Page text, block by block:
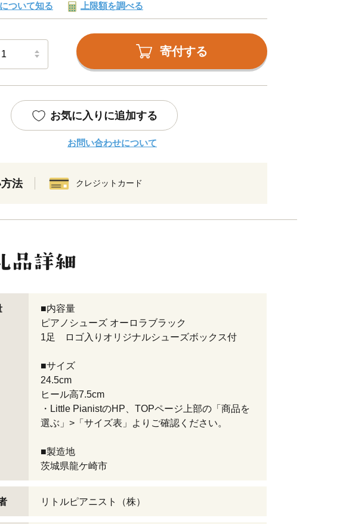
ついて知る 上限額を調べる
寄付する
お気に入りに追加する
お問い合わせについて
法 クレジットカード
■内容量
ピアノシューズ オーロラブラック
1足 ロゴ入りオリジナルシューズボックス付
■サイズ
24.5cm
ヒール高7.5cm
・Little PianistのHP、TOPページ上部の「商品を
選ぶ」>「サイズ表」よりご確認ください。
■製造地
茨城県龍ケ崎市
リトルピアニスト（株）